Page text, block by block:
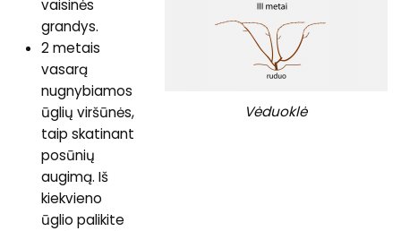
Vėduoklė
vaisinės
grandys.
2 metais
vasarą
nugnybiamos
ūglių viršūnės,
taip skatinant
posūnių
augimą. Iš
kiekvieno
ūglio palikite